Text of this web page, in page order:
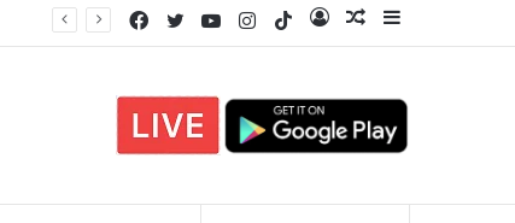
Sidebar
პოსტები
Log
TikTok
Instagram
YouTube
Twitter
Facebook